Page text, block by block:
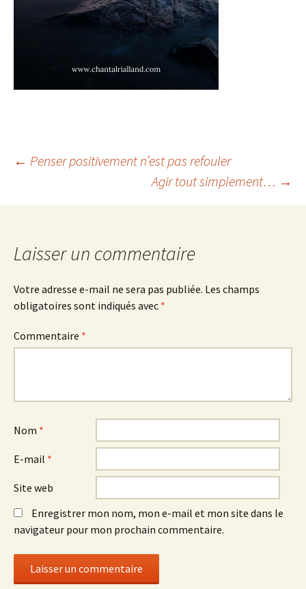
Navigation
des
← Penser positivement n’est pas refouler
Agir tout simplement… →
Laisser un commentaire
Votre adresse e-mail ne sera pas publiée. Les champs
obligatoires sont indiqués avec *
Commentaire *
Nom *
E-mail *
Site web
Enregistrer mon nom, mon e-mail et mon site dans le
navigateur pour mon prochain commentaire.